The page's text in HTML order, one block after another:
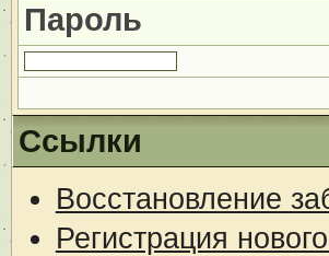
Пароль
Ссылки
Восстановление
Регистрация